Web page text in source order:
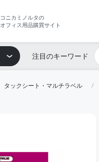
コニカミノルタの
オフィス用品購買サイト
注目のキーワード
タックシート・マルチラベル